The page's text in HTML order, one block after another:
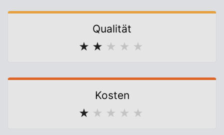
Qualität
★ ★ ★ ★ ★
Kosten
★ ★ ★ ★ ★